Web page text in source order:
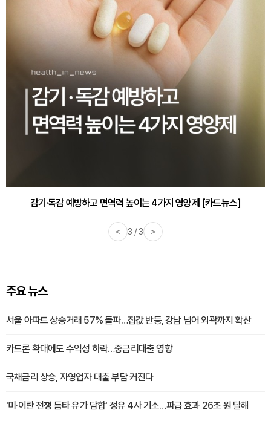
감기·독감 예방하고 면역력 높이는 4가지 영양제 [카드뉴스]
< 3 / 3 >
주요 뉴스
서울 아파트 상승거래 57% 돌파…집값 반등, 강남 넘어 외곽까지 확산
카드론 확대에도 수익성 하락…중금리대출 영향
국채금리 상승, 자영업자 대출 부담 커진다
'미·이란 전쟁 틈타 유가 담합' 정유 4사 기소…파급 효과 26조 원 달해